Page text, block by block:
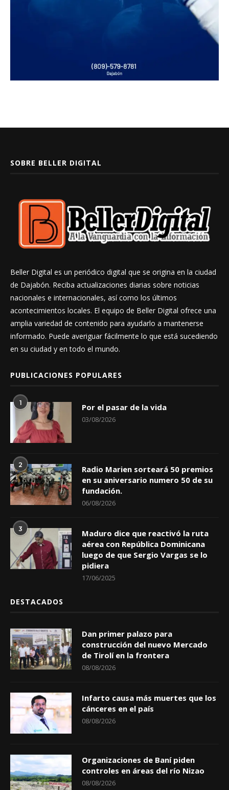
SOBRE BELLER DIGITAL
Beller Digital es un periódico digital que se origina en la ciudad
de Dajabón. Reciba actualizaciones diarias sobre noticias
nacionales e internacionales, así como los últimos
acontecimientos locales. El equipo de Beller Digital ofrece una
amplia variedad de contenido para ayudarlo a mantenerse
informado. Puede averiguar fácilmente lo que está sucediendo
en su ciudad y en todo el mundo.
PUBLICACIONES POPULARES
1 Por el pasar de la vida
03/08/2026
2
Radio Marien sorteará 50 premios
en su aniversario numero 50 de su
fundación.
06/08/2026
3
Maduro dice que reactivó la ruta
aérea con República Dominicana
luego de que Sergio Vargas se lo
pidiera
17/06/2025
DESTACADOS
Dan primer palazo para
construcción del nuevo Mercado
de Tirolí en la frontera
08/08/2026
Infarto causa más muertes que los
cánceres en el país
08/08/2026
Organizaciones de Baní piden
controles en áreas del río Nizao
08/08/2026